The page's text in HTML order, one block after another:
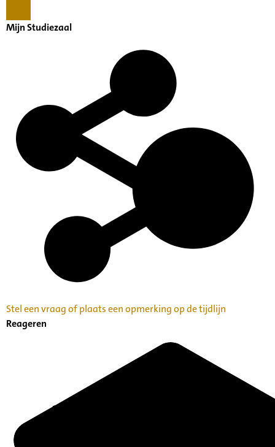
Mijn Studiezaal
Stel een vraag of plaats een opmerking op de tijdlijn
Reageren